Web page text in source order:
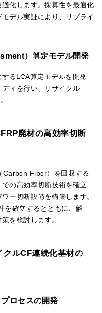
化します。採算性を最適化
デル実証により、サプライ
）算定モデル開発
るLCA算定モデルを開発
ィを行い、リサイクル
廃材の高効率切断
Carbon Fiber）を回収する
の高効率切断技術を確立
ー切断設備を構築します。
を確立するとともに、解
を検討します。
クルCF連続化基材の
プロセスの開発